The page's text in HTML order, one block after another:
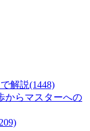
解説(1448)
からマスターへの